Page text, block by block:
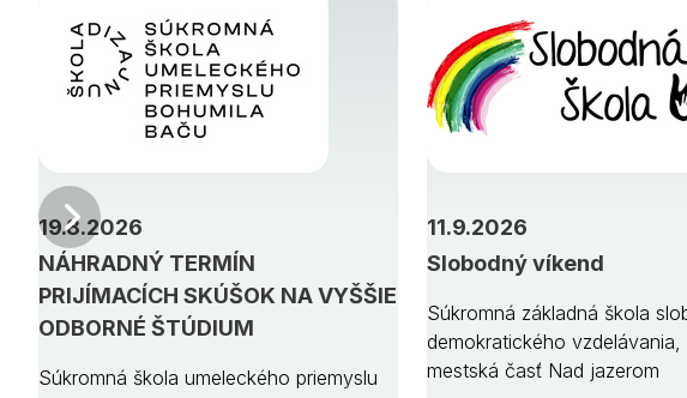
NÁHRADNÝ TERMÍN
PRIJÍMACÍCH SKÚŠOK NA VYŠŠIE
ODBORNÉ ŠTÚDIUM
19.8.2026
Súkromná škola umeleckého priemyslu
Slobodný víkend
11.9.2026
Súkromná základná škola
demokratického
mestská časť Nad jazerom
Predchádzajúci